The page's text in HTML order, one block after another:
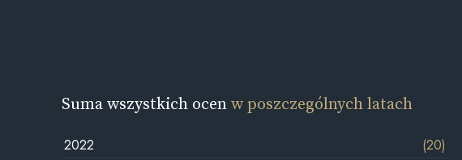
Suma wszystkich ocenw poszczególnych latach
2022
(20)